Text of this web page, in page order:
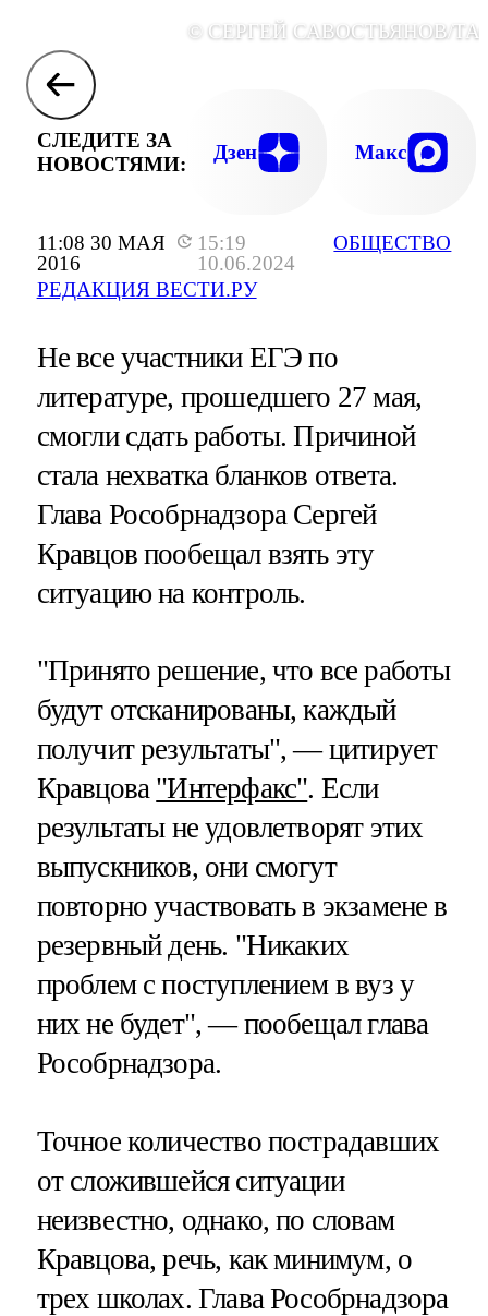
11:08 30 МАЯ
2016
15:19
10.06.2024
РЕДАКЦИЯ ВЕСТИ.РУ
ОБЩЕСТВО
© СЕРГЕЙ САВОСТЬЯНОВ/
СЛЕДИТЕ ЗА
НОВОСТЯМИ:
Дзен Макс
Не все участники ЕГЭ по
литературе, прошедшего 27 мая,
смогли сдать работы. Причиной
стала нехватка бланков ответа.
Глава Рособрнадзора Сергей
Кравцов пообещал взять эту
ситуацию на контроль.
"Принято решение, что все работы
будут отсканированы, каждый
получит результаты", — цитирует
Кравцова "Интерфакс". Если
результаты не удовлетворят этих
выпускников, они смогут
повторно участвовать в экзамене в
резервный день. "Никаких
проблем с поступлением в вуз у
них не будет", — пообещал глава
Рособрнадзора.
Точное количество пострадавших
от сложившейся ситуации
неизвестно, однако, по словам
Кравцова, речь, как минимум, о
трех школах. Глава Рособрнадзора